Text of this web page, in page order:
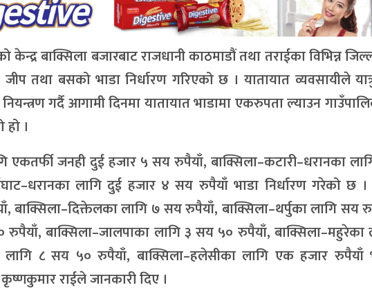
बाक्सिला बजारबाट राजधानी काठमाडौं तथा तराईका विभिन्न
तथा बसको भाडा निर्धारण गरिएको छ । यातायात व्यवसायीले
गर्दै आगामी दिनमा यातायात भाडामा एकरुपता ल्याउन
।
एकतर्फी जनही दुई हजार ५ सय रुपैयाँ, बाक्सिला–कटारी–धरानका
लागि दुई हजार ४ सय रुपैयाँ भाडा निर्धारण गरेको छ
बाक्सिला–दिक्तेलका लागि ७ सय रुपैयाँ, बाक्सिला–थर्पुका लागि सय
बाक्सिला–जालपाका लागि ३ सय ५० रुपैयाँ, बाक्सिला–महुरेका
८ सय ५० रुपैयाँ, बाक्सिला–हलेसीका लागि एक हजार रुपैयाँ
राईले जानकारी दिए ।